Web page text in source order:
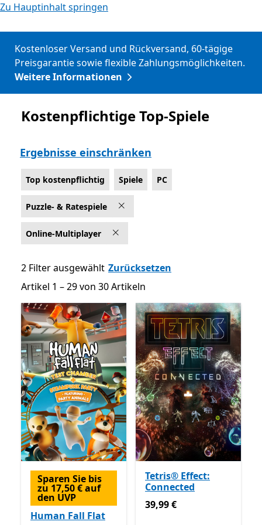
Zu Hauptinhalt springen
Kostenloser Versand und Rückversand, 60-tägige
Preisgarantie sowie flexible Zahlungsmöglichkeiten.
Weitere Informationen
Top kostenpflichtig
Kostenpflichtige Top-Spiele
Ergebnisse einschränken
Top kostenpflichtig Spiele PC
Puzzle- & Ratespiele
Online-Multiplayer
2 Filter ausgewählt Zurücksetzen
Artikel 1 – 29 von 30 Artikeln
Artikel 1 – 29 von 30 Artikeln
Sparen Sie bis
zu 17,50 € auf
den UVP
Human Fall Flat
Tetris® Effect:
Connected
39,99 €
39,99 €